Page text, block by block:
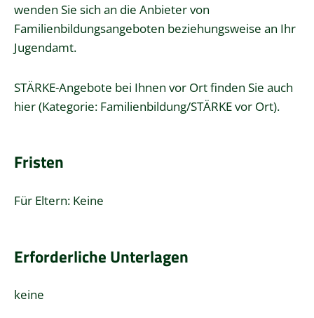
wenden Sie sich an die Anbieter von
Familienbildungsangeboten beziehungsweise an Ihr
Jugendamt.
STÄRKE-Angebote bei Ihnen vor Ort finden Sie auch
hier(Kategorie: Familienbildung/STÄRKE vor Ort).
Fristen
Für Eltern: Keine
Erforderliche Unterlagen
keine